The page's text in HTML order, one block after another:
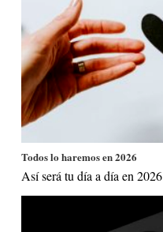
Todos lo haremos en 2026
Así será tu día a día en 2026